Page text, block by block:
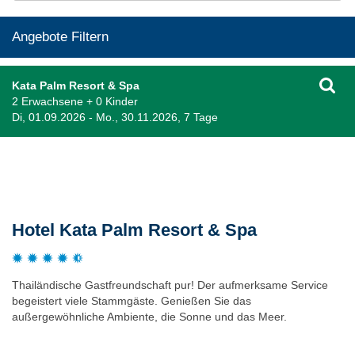
Angebote Filtern
Kata Palm Resort & Spa
2 Erwachsene + 0 Kinder
Di, 01.09.2026 - Mo., 30.11.2026, 7 Tage
Hotel Kata Palm Resort & Spa
Thailändische Gastfreundschaft pur! Der aufmerksame Service
begeistert viele Stammgäste. Genießen Sie das
außergewöhnliche Ambiente, die Sonne und das Meer.